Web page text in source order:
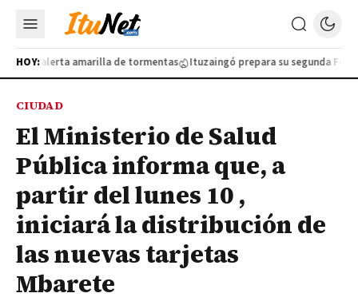
HOY:
por alerta amarilla de tormentas Ituzaingó prepara su segunda Feria
CIUDAD
El Ministerio de Salud
Pública informa que, a
partir del lunes 10 ,
iniciará la distribución de
las nuevas tarjetas
Mbarete